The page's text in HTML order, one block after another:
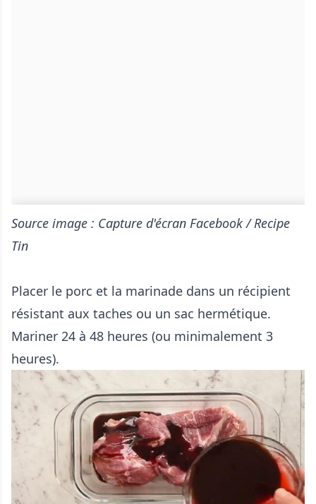
Source image : Capture d'écran Facebook / Recipe
Tin
Placer le porc et la marinade dans un récipient
résistant aux taches ou un sac hermétique.
Mariner 24 à 48 heures (ou minimalement 3
heures).